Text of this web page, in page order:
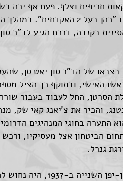
חריפים וצלף. פעם אף ירה
"יהודי מלוכלך". היה ידוע בכינויו "כהן
בקנדה, דרכם הגיע לד"ר
העולם ה-1 ואח"כ בצבאו של הד"ר סון יאט
האישי, ובתוקף כך הציל
סון ממחלת הסרטן, החל לעבוד בעבור
והכיר את צ'יאנג קאי שק,
התערה בחוגי המנהיגים
הביטחון אצל מעסיקיו,
גנרל.
כאשר פלשה יפן לסין במלחמת סין-